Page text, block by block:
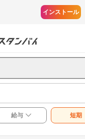
インストール
給与 短期